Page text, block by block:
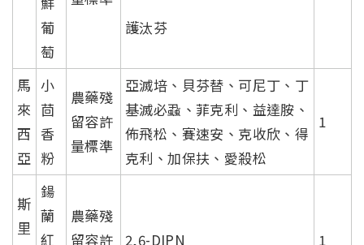
葡
萄
護汰芬
馬
來
西
亞
小
茴
香
粉
農藥殘
留容許
量標準
亞滅培、貝芬替、可尼丁、丁
基滅必蝨、菲克利、益達胺、
佈飛松、賽速安、克收欣、得
克利、加保扶、愛殺松
1
斯
里
鍚
蘭
紅
農藥殘
留容許
2,6-DIPN 1